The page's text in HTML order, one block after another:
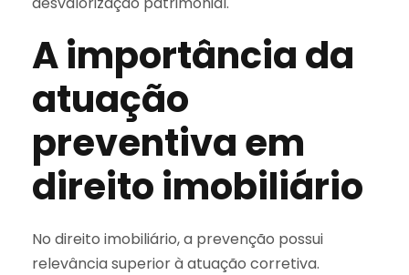
A importância da
atuação
preventiva em
direito imobiliário
No direito imobiliário, a prevenção possui
relevância superior à atuação corretiva.